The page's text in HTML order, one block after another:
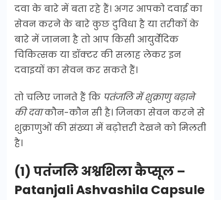
दवा के बारे में बता रहे हैं। अगर आपको दवाई का
सेवन करने के बारे कुछ दुविधा है या तरीकों के
बारे में जानना है तो आप किसी आयुर्वेदिक
चिकित्सक या डॉक्टर की सलाह लेकर इन
दवाइयों का सेवन कर सकते हैं।
तो चलिए जानते हैं कि पतंजलि में शुक्राणु बढ़ाने
की दवाकौन-कौन सी है। जिनका सेवन करने से
शुक्राणुओं की संख्या में बढ़ोत्तरी देखने को मिलती
है।
(1) पतंजलि अश्वशिला कैप्सूल –
Patanjali Ashvashila Capsule